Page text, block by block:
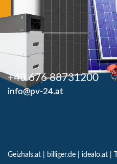
+43 676 88731200
info@pv-24.at
Geizhals.at billiger.de idealo.at